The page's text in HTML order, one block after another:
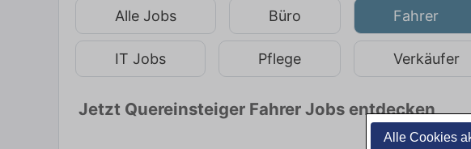
Alle Cookies
Alle Jobs Büro Fahrer
IT Jobs Pflege Verkäufer
Jetzt Quereinsteiger Fahrer Jobs entdecken